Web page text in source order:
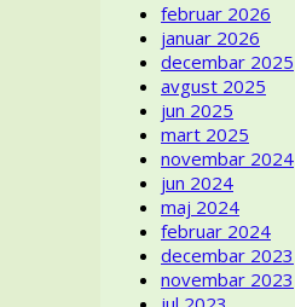
februar 2026
januar 2026
decembar 2025
avgust 2025
jun 2025
mart 2025
novembar 2024
jun 2024
maj 2024
februar 2024
decembar 2023
novembar 2023